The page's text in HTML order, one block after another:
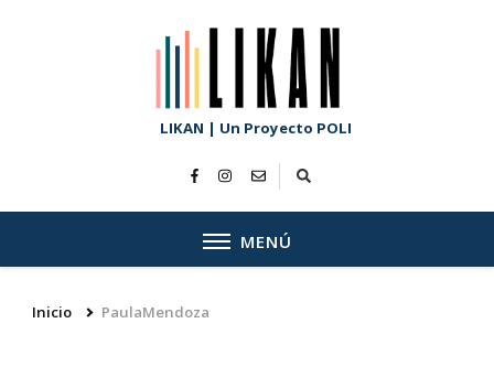
LIKAN | Un Proyecto POLI
MENÚ
Inicio PaulaMendoza